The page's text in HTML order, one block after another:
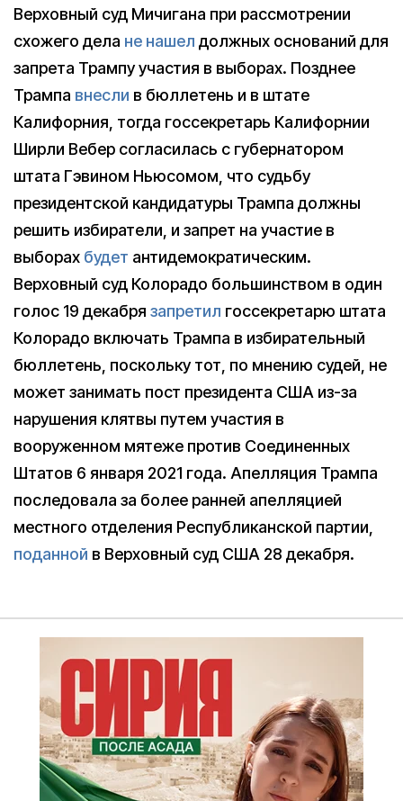
Верховный суд Мичигана при рассмотрении
схожего дела не нашел должных оснований для
запрета Трампу участия в выборах. Позднее
Трампа внесли в бюллетень и в штате
Калифорния, тогда госсекретарь Калифорнии
Ширли Вебер согласилась с губернатором
штата Гэвином Ньюсомом, что судьбу
президентской кандидатуры Трампа должны
решить избиратели, и запрет на участие в
выборах будет антидемократическим.
Верховный суд Колорадо большинством в один
голос 19 декабря запретил госсекретарю штата
Колорадо включать Трампа в избирательный
бюллетень, поскольку тот, по мнению судей, не
может занимать пост президента США из-за
нарушения клятвы путем участия в
вооруженном мятеже против Соединенных
Штатов 6 января 2021 года. Апелляция Трампа
последовала за более ранней апелляцией
местного отделения Республиканской партии,
поданной в Верховный суд США 28 декабря.